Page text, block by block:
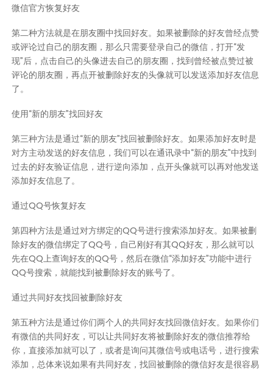
微信官方恢复好友
第二种方法就是在朋友圈中找回好友。如果被删除的好友曾经点赞
或评论过自己的朋友圈，那么只需要登录自己的微信，打开“发
现”后，点击自己的头像进去自己的朋友圈，找到曾经被点赞过被
评论的朋友圈，再点开被删除好友的头像就可以发送添加好友信息
了。
使用“新的朋友”找回好友
第三种方法是通过“新的朋友”找回被删除好友。如果添加好友时是
对方主动发送的好友信息，我们可以在通讯录中“新的朋友”中找到
过去的好友验证信息，进行逆向添加，点开头像就可以再对他发送
添加好友信息了。
通过QQ号恢复好友
第四种方法是通过对方绑定的QQ号进行搜索添加好友。如果被删
除好友的微信绑定了QQ号，自己刚好有其QQ好友，那么就可以
先在QQ上查询好友的QQ号，然后在微信“添加好友”功能中进行
QQ号搜索，就能找到被删除好友的账号了。
通过共同好友找回被删除好友
第五种方法是通过你们两个人的共同好友找回微信好友。如果你们
有微信的共同好友，可以让共同好友将被删除好友的微信推荐给
你，直接添加就可以了，或者是询问其微信号或电话号，进行搜索
添加，总体来说如果有共同好友，找回被删除的微信好友是很容易